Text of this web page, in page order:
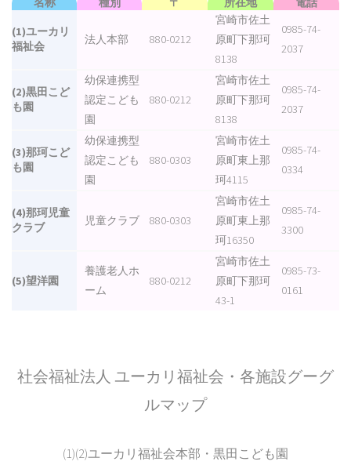
(1)ユーカリ
福祉会
法人本部 880-0212
宮崎市佐土
原町下那珂
8138
0985-74-
2037
(2)黒田こど
も園
幼保連携型
認定こども
園
880-0212
宮崎市佐土
原町下那珂
8138
0985-74-
2037
(3)那珂こど
も園
幼保連携型
認定こども
園
880-0303
宮崎市佐土
原町東上那
珂4115
0985-74-
0334
(4)那珂児童
クラブ
児童クラブ 880-0303
宮崎市佐土
原町東上那
珂16350
0985-74-
3300
(5)望洋園
養護老人ホ
ーム
880-0212
宮崎市佐土
原町下那珂
43-1
0985-73-
0161
社会福祉法人 ユーカリ福祉会・各施設グーグ
ルマップ
(1)(2)ユーカリ福祉会本部・黒田こども園